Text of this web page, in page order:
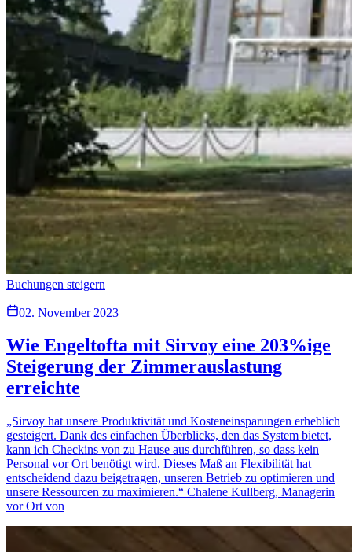
Buchungen steigern
02. November 2023
Wie Engeltofta mit Sirvoy eine 203%ige
Steigerung der Zimmerauslastung
erreichte
„Sirvoy hat unsere Produktivität und Kosteneinsparungen erheblich
gesteigert. Dank des einfachen Überblicks, den das System bietet,
kann ich Checkins von zu Hause aus durchführen, so dass kein
Personal vor Ort benötigt wird. Dieses Maß an Flexibilität hat
entscheidend dazu beigetragen, unseren Betrieb zu optimieren und
unsere Ressourcen zu maximieren.“ Chalene Kullberg, Managerin
vor Ort von